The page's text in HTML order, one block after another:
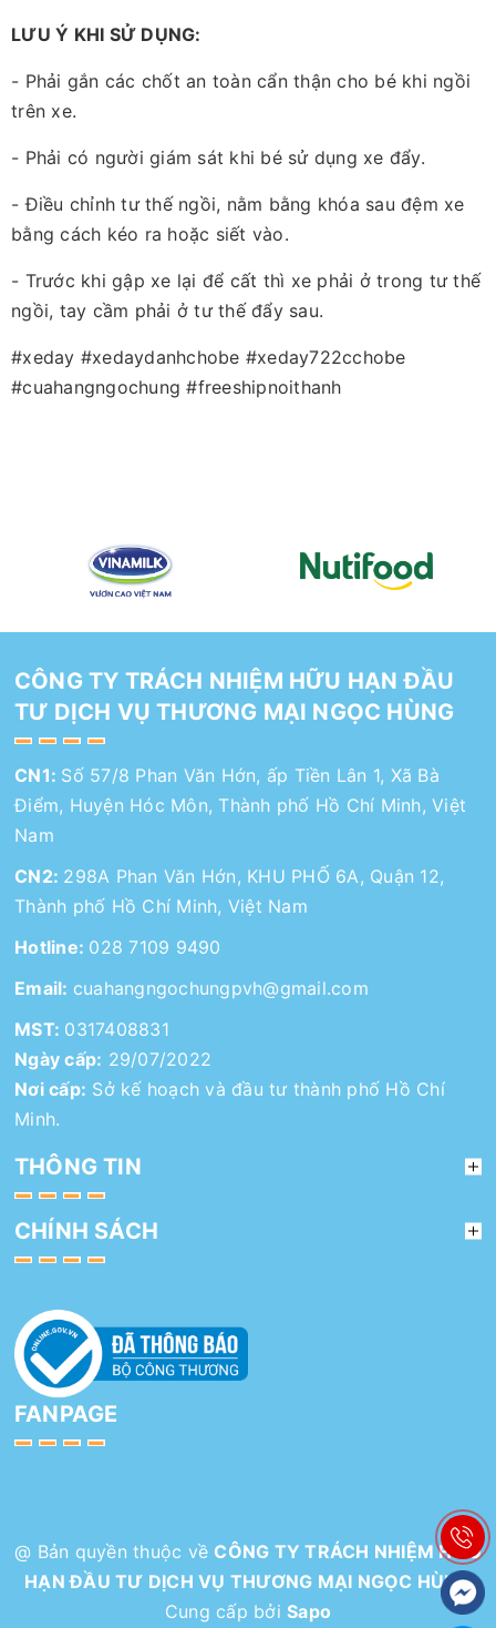
LƯU Ý KHI SỬ DỤNG:
- Phải gắn các chốt an toàn cẩn thận cho bé khi ngồi
trên xe.
- Phải có người giám sát khi bé sử dụng xe đẩy.
- Điều chỉnh tư thế ngồi, nằm bằng khóa sau đệm xe
bằng cách kéo ra hoặc siết vào.
- Trước khi gập xe lại để cất thì xe phải ở trong tư thế
ngồi, tay cầm phải ở tư thế đẩy sau.
#xeday #xedaydanhchobe #xeday722cchobe
#cuahangngochung #freeshipnoithanh
CÔNG TY TRÁCH NHIỆM HỮU HẠN ĐẦU
TƯ DỊCH VỤ THƯƠNG MẠI NGỌC HÙNG
CN1: Số 57/8 Phan Văn Hớn, ấp Tiền Lân 1, Xã Bà
Điểm, Huyện Hóc Môn, Thành phố Hồ Chí Minh, Việt
Nam
CN2: 298A Phan Văn Hớn, KHU PHỐ 6A, Quận 12,
Thành phố Hồ Chí Minh, Việt Nam
Hotline: 028 7109 9490
Email: cuahangngochungpvh@gmail.com
MST: 0317408831
Ngày cấp: 29/07/2022
Nơi cấp: Sở kế hoạch và đầu tư thành phố Hồ Chí
Minh.
THÔNG TIN
CHÍNH SÁCH
FANPAGE
@ Bản quyền thuộc về CÔNG TY TRÁCH NHIỆM HỮU
HẠN ĐẦU TƯ DỊCH VỤ THƯƠNG MẠI NGỌC HÙNG
Cung cấp bởiSapo